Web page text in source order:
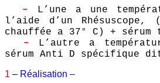
–
L’une a une
l’aide d’un Rhésuscope,
chauffée a 37° C) +
– L’autre a
sérum Anti D spécifique
1 – Réalisation –